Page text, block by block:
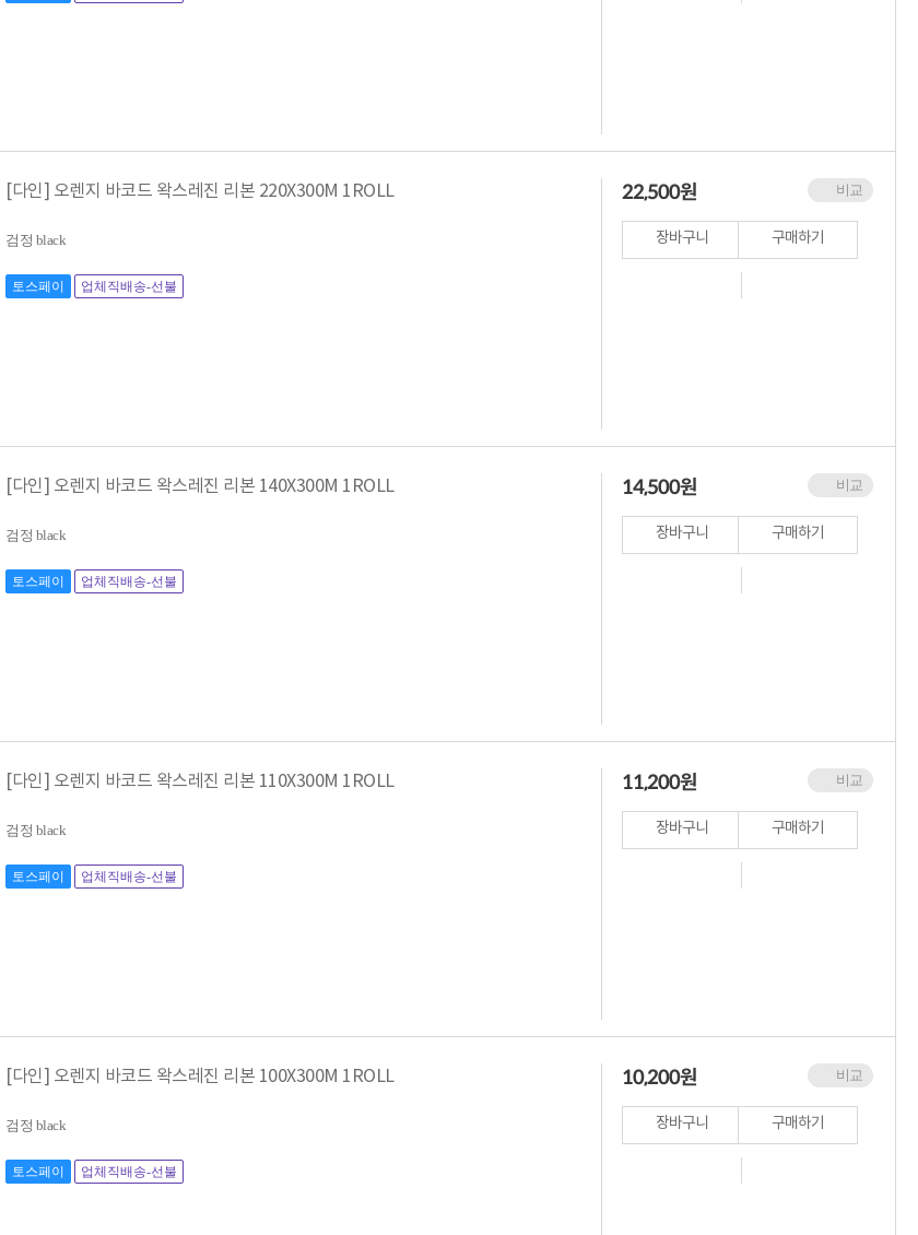
[다인] 오렌지 바코드 왁스레진 리본 220X300M 1ROLL
검정 black
토스페이 업체직배송-선불
비교
22,500원
장바구니 구매하기
[다인] 오렌지 바코드 왁스레진 리본 140X300M 1ROLL
검정 black
토스페이 업체직배송-선불
비교
14,500원
장바구니 구매하기
[다인] 오렌지 바코드 왁스레진 리본 110X300M 1ROLL
검정 black
토스페이 업체직배송-선불
비교
11,200원
장바구니 구매하기
[다인] 오렌지 바코드 왁스레진 리본 100X300M 1ROLL
검정 black
토스페이 업체직배송-선불
비교
10,200원
장바구니 구매하기